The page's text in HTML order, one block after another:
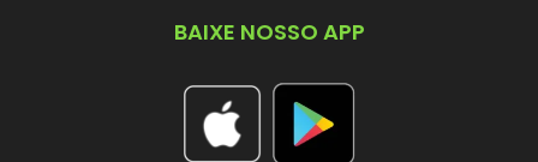
BAIXE NOSSO APP